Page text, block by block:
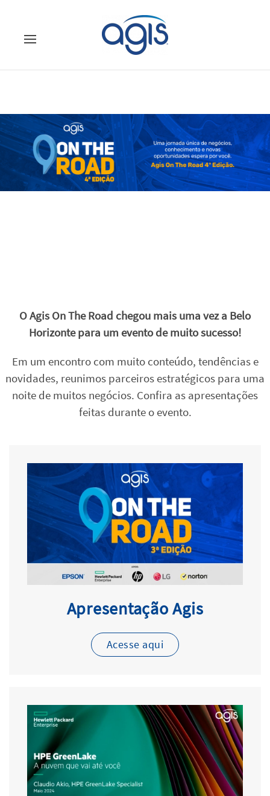
O Agis On The Road chegou mais uma vez a Belo
Horizonte para um evento de muito sucesso!
Em um encontro com muito conteúdo, tendências e
novidades, reunimos parceiros estratégicos para uma
noite de muitos negócios. Confira as apresentações
feitas durante o evento.
Apresentação Agis
Acesse aqui